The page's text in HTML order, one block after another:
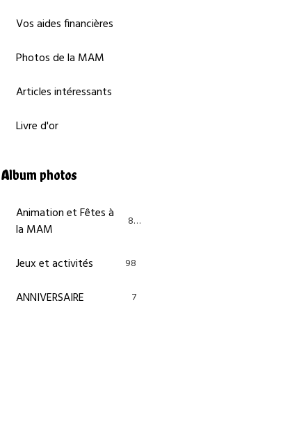
Vos aides financières
Photos de la MAM
Articles intéressants
Livre d'or
Album photos
Animation et Fêtes à
la MAM
84
Jeux et activités 98
ANNIVERSAIRE 7